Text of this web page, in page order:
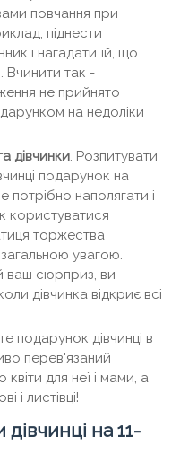
повчання при
піднести
і нагадати їй, що
Вчинити так -
не прийнято
на недоліки
дівчинки. Розпитувати
подарунок на
потрібно наполягати і
користуватися
торжества
увагою.
ваш сюрприз, ви
дівчинка відкриє всі
подарунок дівчинці в
перев'язаний
для неї і мами, а
і листівці!
на 11-